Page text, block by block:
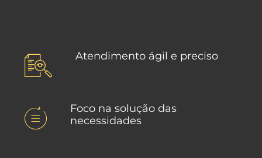
Atendimento ágil e preciso
Foco na solução das
necessidades